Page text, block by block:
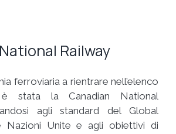
Railway
ferroviaria a rientrare nell’elenco
stata la Canadian National
agli standard del Global
Nazioni Unite e agli obiettivi di